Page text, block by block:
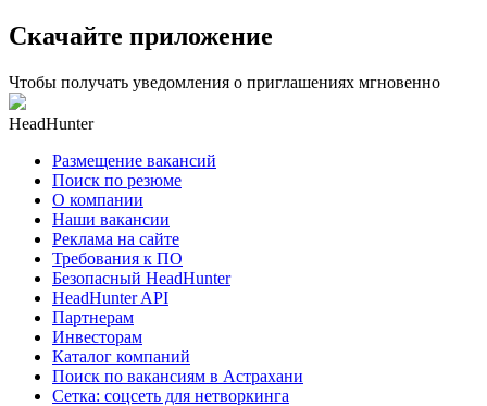
Скачайте приложение
Чтобы получать уведомления о приглашениях мгновенно
HeadHunter
Размещение вакансий
Поиск по резюме
О компании
Наши вакансии
Реклама на сайте
Требования к ПО
Безопасный HeadHunter
HeadHunter API
Партнерам
Инвесторам
Каталог компаний
Поиск по вакансиям в Астрахани
Сетка: соцсеть для нетворкинга